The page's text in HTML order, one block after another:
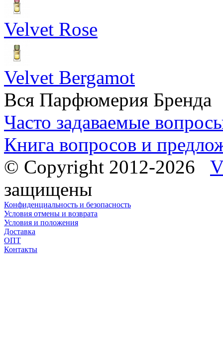
Velvet Rose
Velvet Bergamot
Вся Парфюмерия Бренда
Часто задаваемые
Книга вопросов и
© Copyright 2012-2026
защищены
Конфиденциальность и безопасность
Условия отмены и возврата
Условия и положения
Доставка
ОПТ
Контакты